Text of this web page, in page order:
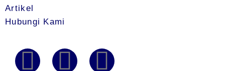
Artikel
Hubungi Kami